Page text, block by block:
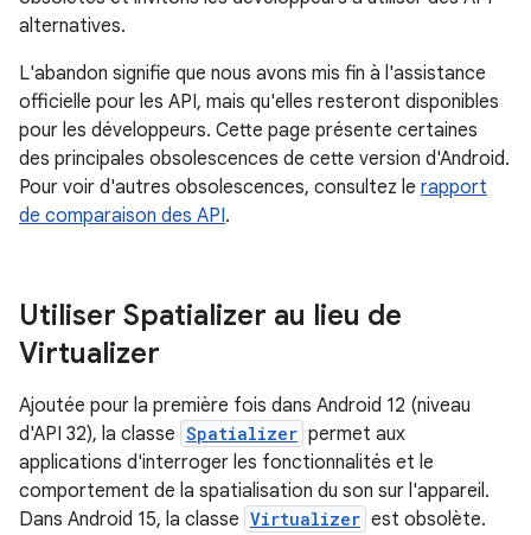
alternatives.
L'abandon signifie que nous avons mis fin à l'assistance
officielle pour les API, mais qu'elles resteront disponibles
pour les développeurs. Cette page présente certaines
des principales obsolescences de cette version d'Android.
Pour voir d'autres obsolescences, consultez le rapport
de comparaison des API.
Utiliser Spatializer au lieu de
Virtualizer
Ajoutée pour la première fois dans Android 12 (niveau
d'API 32), la classe Spatializer permet aux
applications d'interroger les fonctionnalités et le
comportement de la spatialisation du son sur l'appareil.
Dans Android 15, la classe Virtualizer est obsolète.